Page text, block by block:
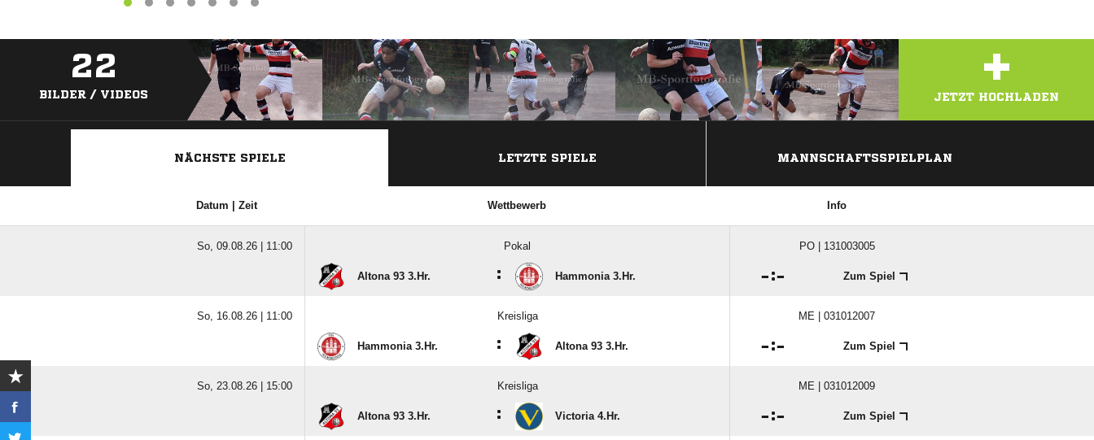
22
BILDER / VIDEOS +
JETZT HOCHLADEN
NÄCHSTE SPIELE LETZTE SPIELE MANNSCHAFTSSPIELPLAN
Datum | Zeit Wettbewerb Info
So, 09.08.26 | 11:00 Pokal PO | 131003005
Altona 93 3.Hr. : Hammonia 3.Hr. : Zum Spiel
So, 16.08.26 | 11:00 Kreisliga ME | 031012007
Hammonia 3.Hr. : Altona 93 3.Hr. : Zum Spiel
So, 23.08.26 | 15:00 Kreisliga ME | 031012009
Altona 93 3.Hr. : Victoria 4.Hr. : Zum Spiel